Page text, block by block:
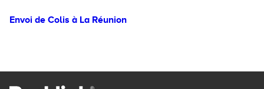
Envoi de Colis à La Réunion